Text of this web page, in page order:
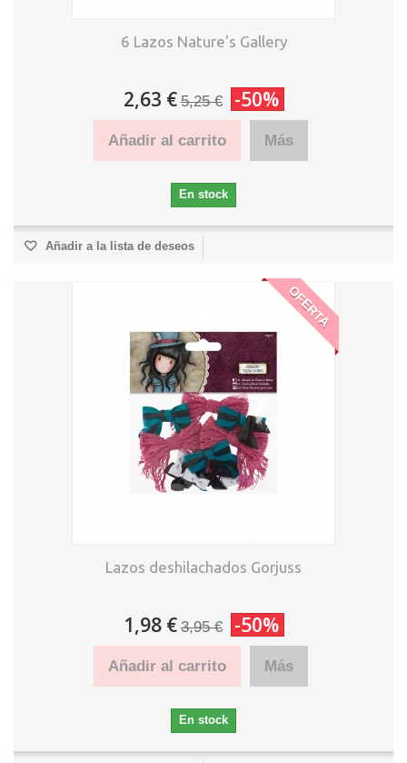
6 Lazos Nature's Gallery
2,63 € 5,25 € -50%
Añadir al carrito Más
En stock
Añadir a la lista de deseos
OFERTA
Lazos deshilachados Gorjuss
1,98 € 3,95 € -50%
Añadir al carrito Más
En stock